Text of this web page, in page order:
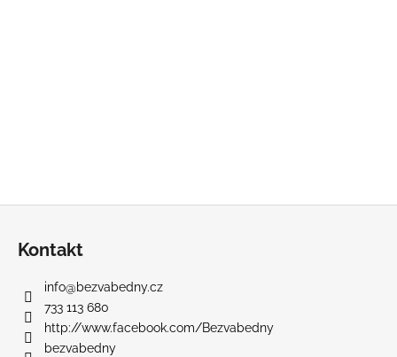
Kontakt
info@bezvabedny.cz
733 113 680
http://www.facebook.com/Bezvabedny
bezvabedny